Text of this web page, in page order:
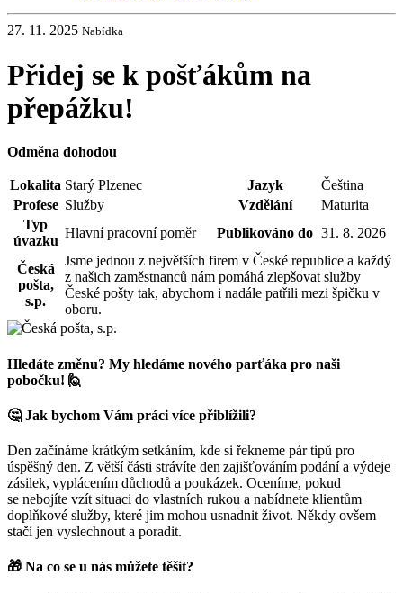
27. 11. 2025 Nabídka
Přidej se k pošťákům na
přepážku!
Odměna dohodou
Lokalita Starý Plzenec Jazyk
Čeština
Profese Služby Vzdělání
Maturita
Typ
úvazku
Hlavní pracovní poměr Publikováno do 31. 8. 2026
Česká
pošta,
s.p.
Jsme jednou z největších firem v České republice a každý
z našich zaměstnanců nám pomáhá zlepšovat služby
České pošty tak, abychom i nadále patřili mezi špičku v
oboru.
Hledáte změnu? My hledáme nového parťáka pro naši
pobočku! 🙋
🤔 Jak bychom Vám práci více přiblížili?
Den začínáme krátkým setkáním, kde si řekneme pár tipů pro
úspěšný den. Z větší části strávíte den zajišťováním podání a výdeje
zásilek, vyplácením důchodů a poukázek. Oceníme, pokud
se nebojíte vzít situaci do vlastních rukou a nabídnete klientům
doplňkové služby, které jim mohou usnadnit život. Někdy ovšem
stačí jen vyslechnout a poradit.
🎁 Na co se u nás můžete těšit?